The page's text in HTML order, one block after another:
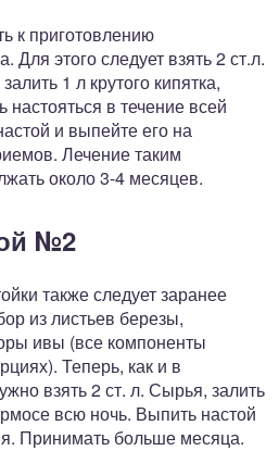
к приготовлению
Для этого следует взять 2 ст.л.
1 л крутого кипятка,
настояться в течение всей
и выпейте его на
Лечение таким
около 3-4 месяцев.
№2
также следует заранее
из листьев березы,
ивы (все компоненты
Теперь, как и в
взять 2 ст. л. Сырья, залить
всю ночь. Выпить настой
Принимать больше месяца.